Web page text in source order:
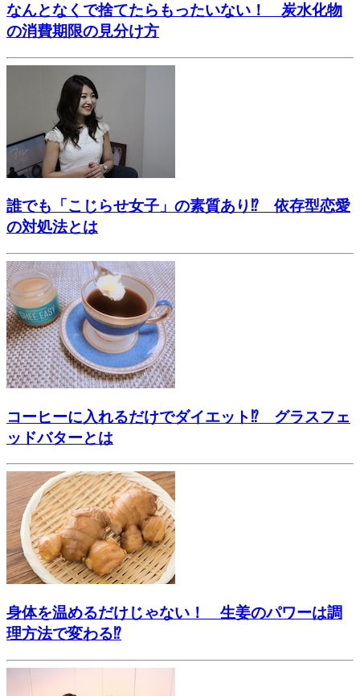
なんとなくで捨てたらもったいない！ 炭水化物
の消費期限の見分け方
誰でも「こじらせ女子」の素質あり⁉ 依存型恋愛
の対処法とは
コーヒーに入れるだけでダイエット⁉ グラスフェ
ッドバターとは
身体を温めるだけじゃない！ 生姜のパワーは調
理方法で変わる⁉